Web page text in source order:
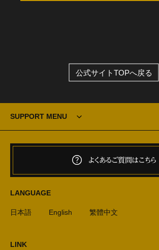
公式サイトTOPへ戻る
SUPPORT MENU
よくあるご質問はこちら
LANGUAGE
日本語 English 繁體中文
LINK